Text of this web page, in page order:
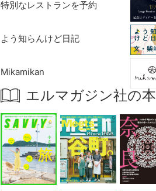
特別なレストランを予約
よう知らんけど日記
Mikamikan
エルマガジン社の本